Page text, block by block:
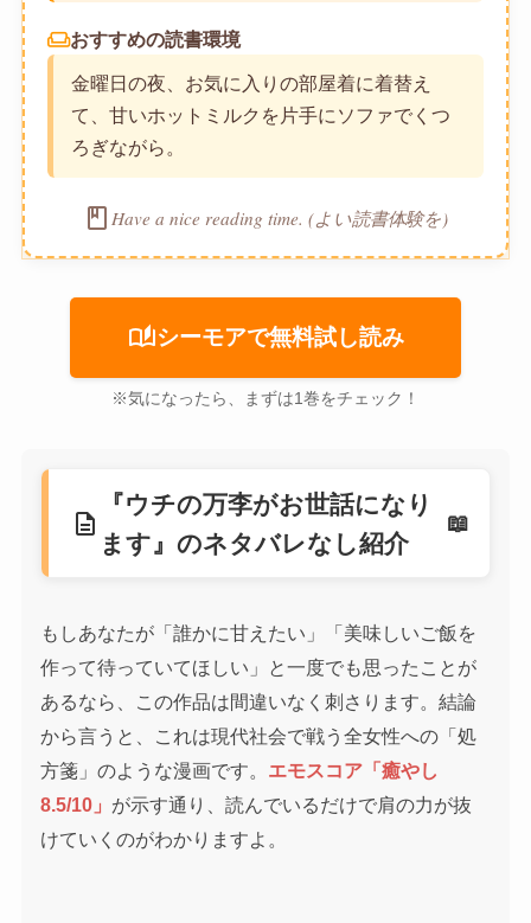
weekendおすすめの読書環境
金曜日の夜、お気に入りの部屋着に着替え
て、甘いホットミルクを片手にソファでくつ
ろぎながら。
book Have a nice reading time. (よい読書体験を)
auto_storiesシーモアで無料試し読み
※気になったら、まずは1巻をチェック！
description
『ウチの万李がお世話になり
ます』のネタバレなし紹介
もしあなたが「誰かに甘えたい」「美味しいご飯を
作って待っていてほしい」と一度でも思ったことが
あるなら、この作品は間違いなく刺さります。結論
から言うと、これは現代社会で戦う全女性への「処
方箋」のような漫画です。
エモスコア「癒やし
8.5/10」 が示す通り、読んでいるだけで肩の力が抜
けていくのがわかりますよ。